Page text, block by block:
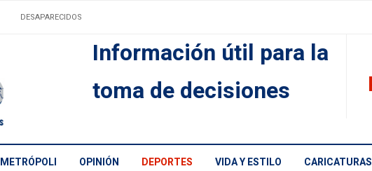
DESAPARECIDOS
Información útil para la
toma de decisiones
METRÓPOLI OPINIÓN DEPORTES VIDA Y ESTILO CARICATURAS